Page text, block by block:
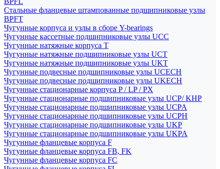
Стальные фланцевые штампованные подшипниковые узлы
BPFT
Чугунные корпуса и узлы в сборе Y-bearings
Чугунные кассетные подшипниковые узлы UCC
Чугунные натяжные корпуса T
Чугунные натяжные подшипниковые узлы UCT
Чугунные натяжные подшипниковые узлы UKT
Чугунные подвесные подшипниковые узлы UCECH
Чугунные подвесные подшипниковые узлы UKECH
Чугунные стационарные корпуса P / LP / PX
Чугунные стационарные подшипниковые узлы UCP/ KHP
Чугунные стационарные подшипниковые узлы UCPA
Чугунные стационарные подшипниковые узлы UCPH
Чугунные стационарные подшипниковые узлы UKP
Чугунные стационарные подшипниковые узлы UKPA
Чугунные фланцевые корпуса F
Чугунные фланцевые корпуса FB, FK
Чугунные фланцевые корпуса FC